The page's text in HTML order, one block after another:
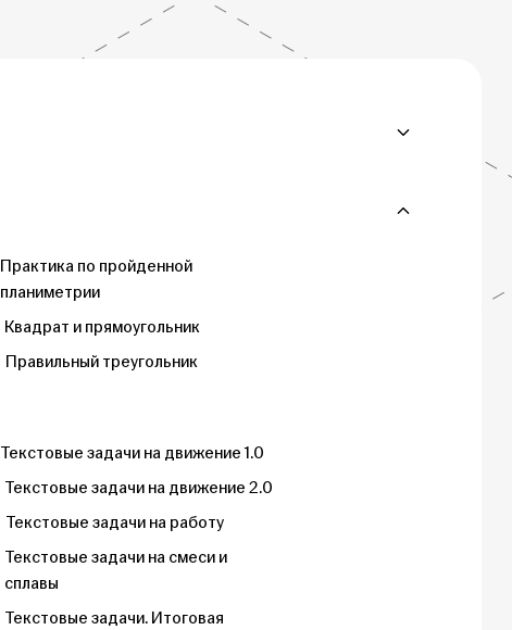
Практика по пройденной
планиметрии
Квадрат и прямоугольник
Правильный треугольник
Текстовые задачи на движение 1.0
Текстовые задачи на движение 2.0
Текстовые задачи на работу
Текстовые задачи на смеси и
сплавы
Текстовые задачи. Итоговая